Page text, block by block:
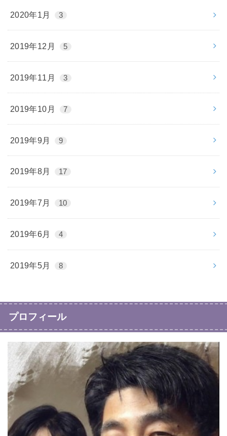
2020年1月 3
2019年12月 5
2019年11月 3
2019年10月 7
2019年9月 9
2019年8月 17
2019年7月 10
2019年6月 4
2019年5月 8
プロフィール